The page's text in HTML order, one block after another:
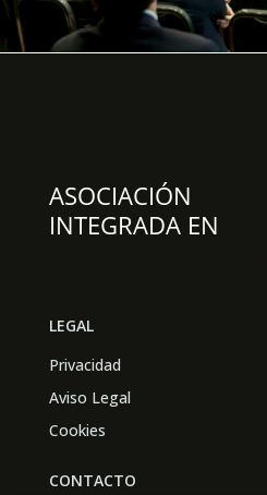
LEGAL
Privacidad
Aviso Legal
Cookies
CONTACTO